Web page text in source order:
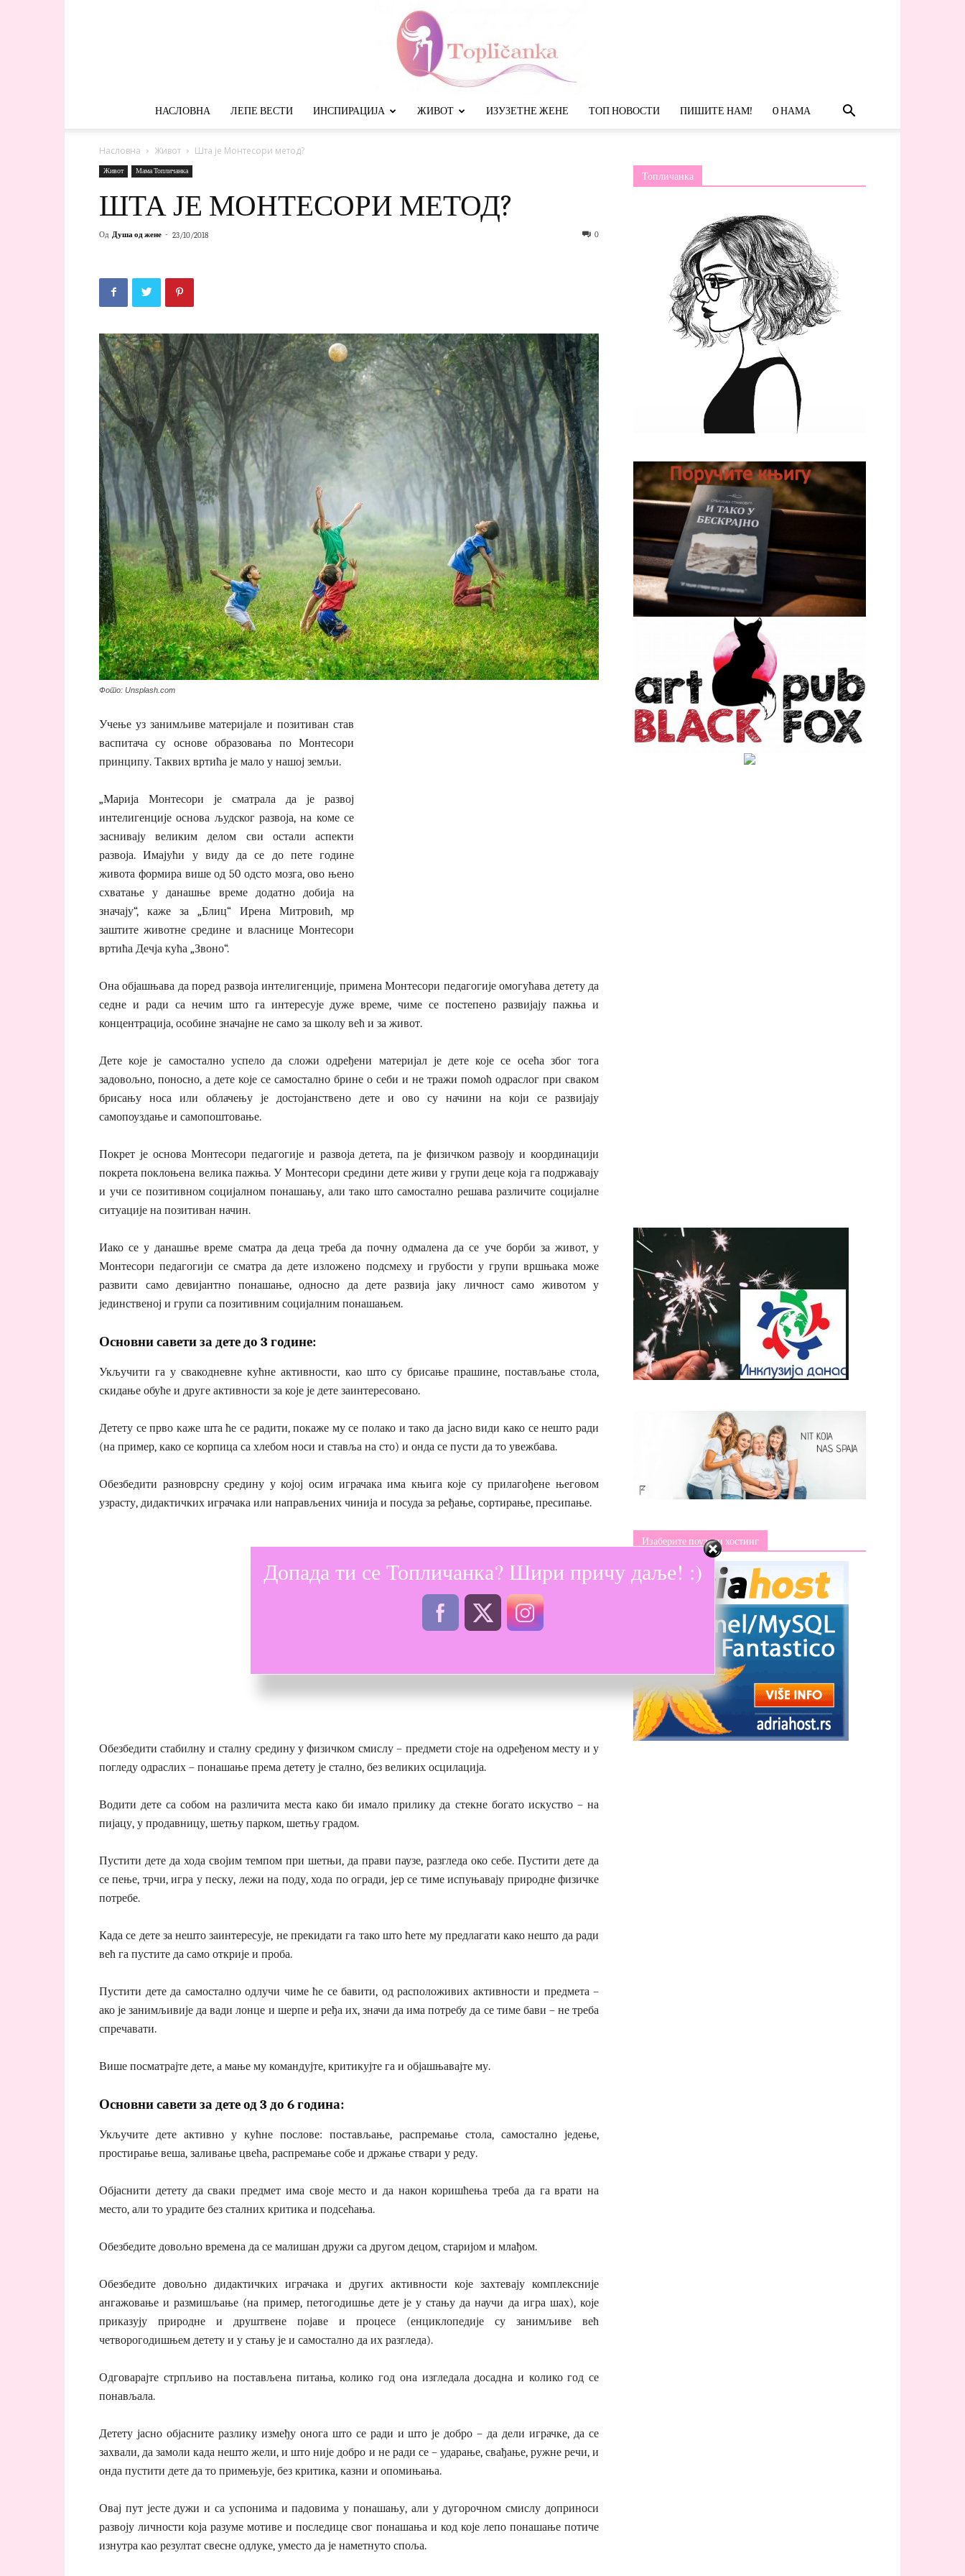
НАСЛОВНА ЛЕПЕ ВЕСТИ ИНСПИРАЦИЈА ЖИВОТ ИЗУЗЕТНЕ ЖЕНЕ ТОП НОВОСТИ ПИШИТЕ НАМ! O НАМА
Насловна Живот Шта је Монтесори метод?
Живот Мама Топличанка
ШТА ЈЕ МОНТЕСОРИ МЕТОД?
Од Душа од жене - 23/10/2018 0
Фото: Unsplash.com
Учење уз занимљиве материјале и позитиван став
васпитача су основе образовања по Монтесори
принципу. Таквих вртића је мало у нашој земљи.
„Марија Монтесори је сматрала да је развој
интелигенције основа људског развоја, на коме се
заснивају великим делом сви остали аспекти
развоја. Имајући у виду да се до пете године
живота формира више од 50 одсто мозга, ово њено
схватање у данашње време додатно добија на
значају“, каже за „Блиц“ Ирена Митровић, мр
заштите животне средине и власнице Монтесори
вртића Дечја кућа „Звоно“.
Она објашњава да поред развоја интелигенције, примена Монтесори педагогије омогућава детету да
седне и ради са нечим што га интересује дуже време, чиме се постепено развијају пажња и
концентрација, особине значајне не само за школу већ и за живот.
Дете које је самостално успело да сложи одређени материјал је дете које се осећа због тога
задовољно, поносно, а дете које се самостално брине о себи и не тражи помоћ одраслог при сваком
брисању носа или облачењу је достојанствено дете и ово су начини на који се развијају
самопоуздање и самопоштовање.
Покрет је основа Монтесори педагогије и развоја детета, па је физичком развоју и координацији
покрета поклоњена велика пажња. У Монтесори средини дете живи у групи деце која га подржавају
и учи се позитивном социјалном понашању, али тако што самостално решава различите социјалне
ситуације на позитиван начин.
Иако се у данашње време сматра да деца треба да почну одмалена да се уче борби за живот, у
Монтесори педагогији се сматра да дете изложено подсмеху и грубости у групи вршњака може
развити само девијантно понашање, односно да дете развија јаку личност само животом у
јединственој и групи са позитивним социјалним понашањем.
Основни савети за дете до 3 године:
Укључити га у свакодневне кућне активности, као што су брисање прашине, постављање стола,
скидање обуће и друге активности за које је дете заинтересовано.
Детету се прво каже шта ће се радити, покаже му се полако и тако да јасно види како се нешто ради
(на пример, како се корпица са хлебом носи и ставља на сто) и онда се пусти да то увежбава.
Обезбедити разноврсну средину у којој осим играчака има књига које су прилагођене његовом
узрасту, дидактичких играчака или направљених чинија и посуда за ређање, сортирање, пресипање.
Обезбедити стабилну и сталну средину у физичком смислу – предмети стоје на одређеном месту и у
погледу одраслих – понашање према детету је стално, без великих осцилација.
Водити дете са собом на различита места како би имало прилику да стекне богато искуство – на
пијацу, у продавницу, шетњу парком, шетњу градом.
Пустити дете да хода својим темпом при шетњи, да прави паузе, разгледа око себе. Пустити дете да
се пење, трчи, игра у песку, лежи на поду, хода по огради, јер се тиме испуњавају природне физичке
потребе.
Када се дете за нешто заинтересује, не прекидати га тако што ћете му предлагати како нешто да ради
већ га пустите да само открије и проба.
Пустити дете да самостално одлучи чиме ће се бавити, од расположивих активности и предмета –
ако је занимљивије да вади лонце и шерпе и ређа их, значи да има потребу да се тиме бави – не треба
спречавати.
Више посматрајте дете, а мање му командујте, критикујте га и објашњавајте му.
Основни савети за дете од 3 до 6 година:
Укључите дете активно у кућне послове: постављање, распремање стола, самостално једење,
простирање веша, заливање цвећа, распремање собе и држање ствари у реду.
Објаснити детету да сваки предмет има своје место и да након коришћења треба да га врати на
место, али то урадите без сталних критика и подсећања.
Обезбедите довољно времена да се малишан дружи са другом децом, старијом и млађом.
Обезбедите довољно дидактичких играчака и других активности које захтевају комплексније
ангажовање и размишљање (на пример, петогодишње дете је у стању да научи да игра шах), које
приказују природне и друштвене појаве и процесе (енциклопедије су занимљиве већ
четворогодишњем детету и у стању је и самостално да их разгледа).
Одговарајте стрпљиво на постављена питања, колико год она изгледала досадна и колико год се
понављала.
Детету јасно објасните разлику између онога што се ради и што је добро – да дели играчке, да се
захвали, да замоли када нешто жели, и што није добро и не ради се – ударање, свађање, ружне речи, и
онда пустити дете да то примењује, без критика, казни и опомињања.
Овај пут јесте дужи и са успонима и падовима у понашању, али у дугорочном смислу доприноси
развоју личности која разуме мотиве и последице свог понашања и код које лепо понашање потиче
изнутра као резултат свесне одлуке, уместо да је наметнуто споља.
Топличанка
Изаберите поуздан хостинг
Допада ти се Топличанка? Шири причу даље! :)